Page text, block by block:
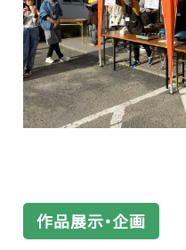
作品展示・企画